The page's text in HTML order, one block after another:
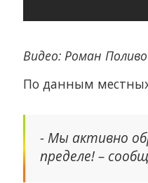
Видео: Роман
По данным
- Мы активно
пределе! –